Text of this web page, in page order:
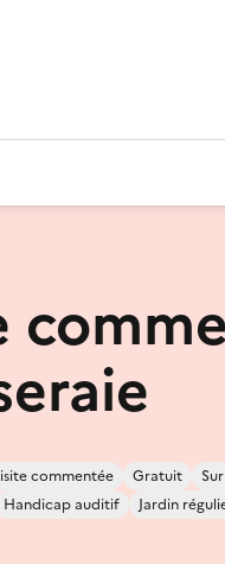
commentée Gratuit
Handicap auditif Jardin